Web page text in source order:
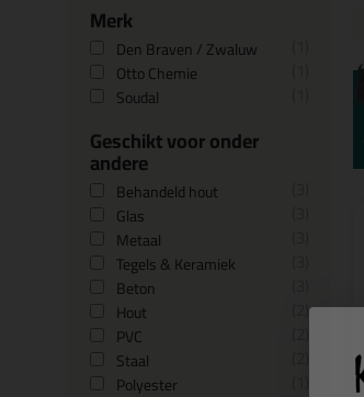
Merk
Den Braven / Zwaluw
Otto Chemie
Soudal
Geschikt voor onder
andere
Behandeld hout
Glas
Metaal
Tegels & Keramiek
Beton
Hout
PVC
Staal
Polyester